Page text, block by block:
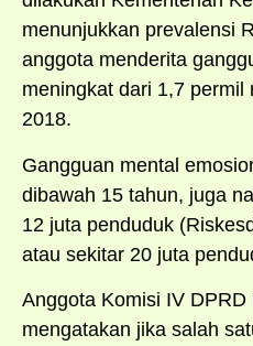
menunjukkan prevalensi
anggota menderita
meningkat dari 1,7
2018.
Gangguan mental
dibawah 15 tahun, juga
12 juta penduduk
atau sekitar 20 juta
Anggota Komisi IV
mengatakan jika salah